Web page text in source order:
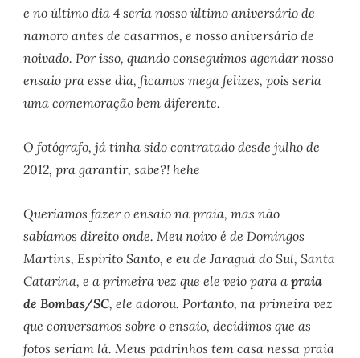
e no último dia 4 seria nosso último aniversário de
namoro antes de casarmos, e nosso aniversário de
noivado. Por isso, quando conseguimos agendar nosso
ensaio pra esse dia, ficamos mega felizes, pois seria
uma comemoração bem diferente.
O fotógrafo, já tinha sido contratado desde julho de
2012, pra garantir, sabe?! hehe
Queríamos fazer o ensaio na praia, mas não
sabíamos direito onde. Meu noivo é de Domingos
Martins, Espírito Santo, e eu de Jaraguá do Sul, Santa
Catarina, e a primeira vez que ele veio para a praia
de Bombas/SC, ele adorou. Portanto, na primeira vez
que conversamos sobre o ensaio, decidimos que as
fotos seriam lá. Meus padrinhos tem casa nessa praia